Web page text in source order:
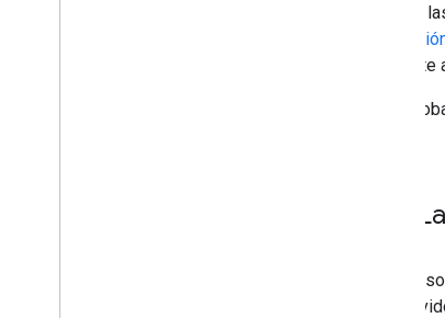
lista de
Para
Google
del